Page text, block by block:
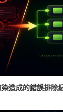
造成的錯誤排除